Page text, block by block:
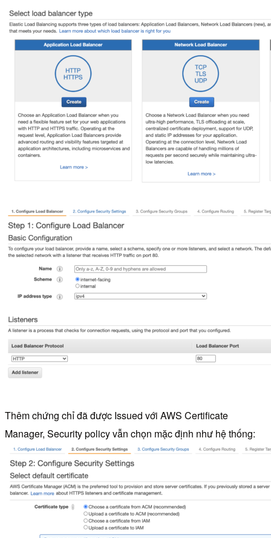
Thêm chứng chỉ đã được Issued với AWS Certificate
Manager, Security policy vẫn chọn mặc định như hệ thống: